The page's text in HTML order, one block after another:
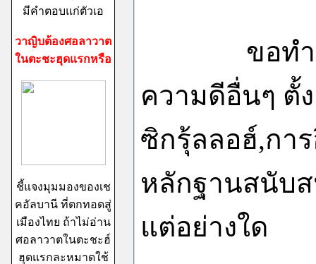
มีคำตอบแก่ตัวเอ
วาญิบต้องศอลาวาต
ในตะชะฮุดแรกหรือ
ชี้แจงมุมมองของเช
คอัลบานี ที่ตกทอดสู่
เมืองไทย ถ้าไม่อ่าน
ศอลาวาตในตะชะฮ์
ฮุดแรกละหมาดใช้
ขอทำความ
ความดีอื่นๆ ตั้
ซิกรุ้ลลอฮ์,กา
หลักฐานสนับ
แต่อย่างใด